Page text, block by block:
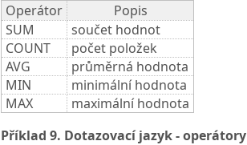
Operátor
Popis
SUM
součet hodnot
COUNT
počet položek
AVG
průměrná hodnota
MIN
minimální hodnota
MAX
maximální hodnota
Příklad 9. Dotazovací jazyk -